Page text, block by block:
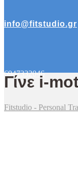
info@fitstudio.gr
6947332046
Γίνε i-
Fitstudio - Personal